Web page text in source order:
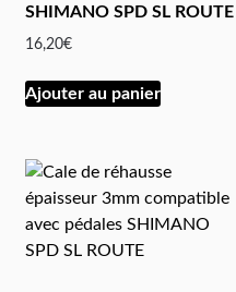
SHIMANO SPD SL ROUTE
16,20€
Ajouter au panier